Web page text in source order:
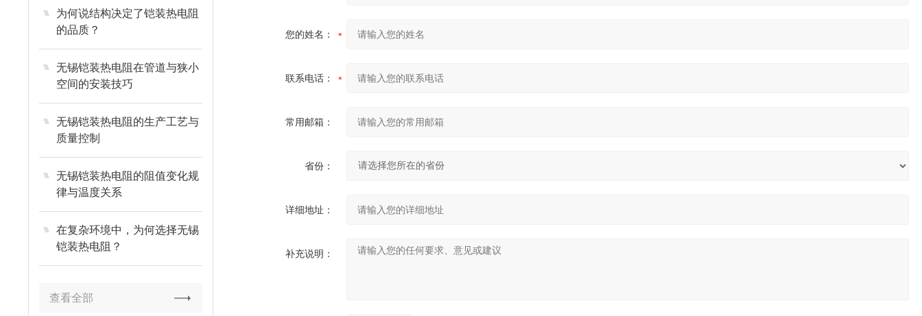
为何说结构决定了铠装热电阻
的品质？
无锡铠装热电阻在管道与狭小
空间的安装技巧
无锡铠装热电阻的生产工艺与
质量控制
无锡铠装热电阻的阻值变化规
律与温度关系
在复杂环境中，为何选择无锡
铠装热电阻？
查看全部
您的姓名：
联系电话：
常用邮箱：
省份：
详细地址：
补充说明：